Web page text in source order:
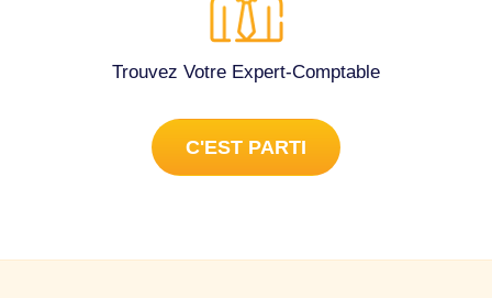
Trouvez Votre Expert-Comptable
C'EST PARTI